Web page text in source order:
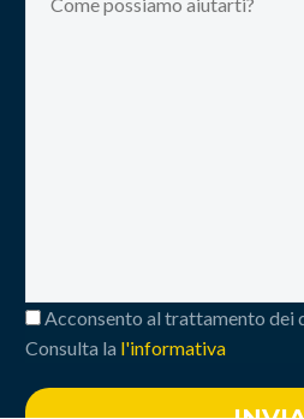
Acconsento al trattamento dei
Consulta la l'informativa